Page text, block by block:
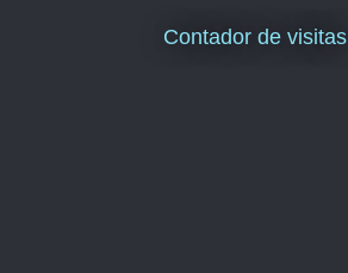
Contador de visitas